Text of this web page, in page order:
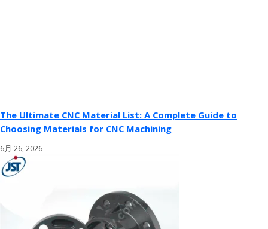
The Ultimate CNC Material List: A Complete Guide to
Choosing Materials for CNC Machining
6月 26, 2026